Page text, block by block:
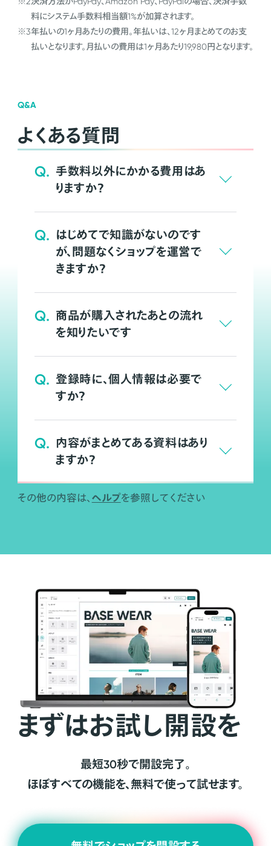
料にシステム手数料相当額1%が加算されます。
※3年払いの1ヶ月あたりの費用。年払いは、12ヶ月まとめてのお支
払いとなります。月払いの費用は1ヶ月あたり19,980円となります。
Q&A
よくある質問
Q. 手数料以外にかかる費用はあ
りますか？
Q. はじめてで知識がないのです
が、問題なくショップを運営で
きますか？
Q. 商品が購入されたあとの流れ
を知りたいです
Q. 登録時に、個人情報は必要で
すか？
Q. 内容がまとめてある資料はあり
ますか？
その他の内容は、 ヘルプを参照してください
まずはお試し開設を
最短30秒で開設完了。
ほぼすべての機能を、無料で使って試せます。